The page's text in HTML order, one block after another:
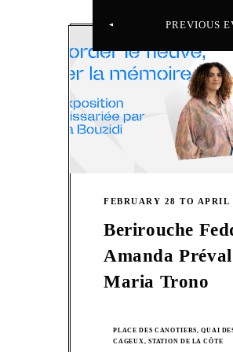
PREVIOUS
FEBRUARY 28 TO APRIL
Berirouche
Amanda
Maria Trono
PLACE DES CANOTIERS, QUAI
CAGEUX, STATION DE LA CÔTE